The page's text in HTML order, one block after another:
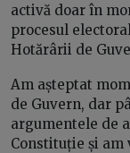
activă doar în
procesul
Hotărârii de
Am așteptat
de Guvern, dar
argumentele de
Constituție și am